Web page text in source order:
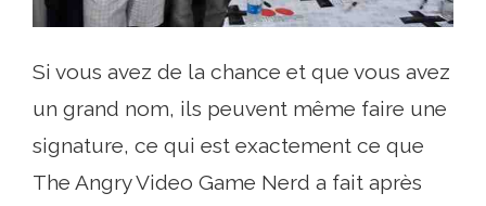
Si vous avez de la chance et que vous avez
un grand nom, ils peuvent même faire une
signature, ce qui est exactement ce que
The Angry Video Game Nerd a fait après